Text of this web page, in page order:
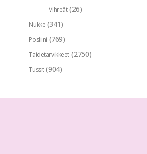
Vihreät (26)
Nukke (341)
Posliini (769)
Taidetarvikkeet (2750)
Tussit (904)